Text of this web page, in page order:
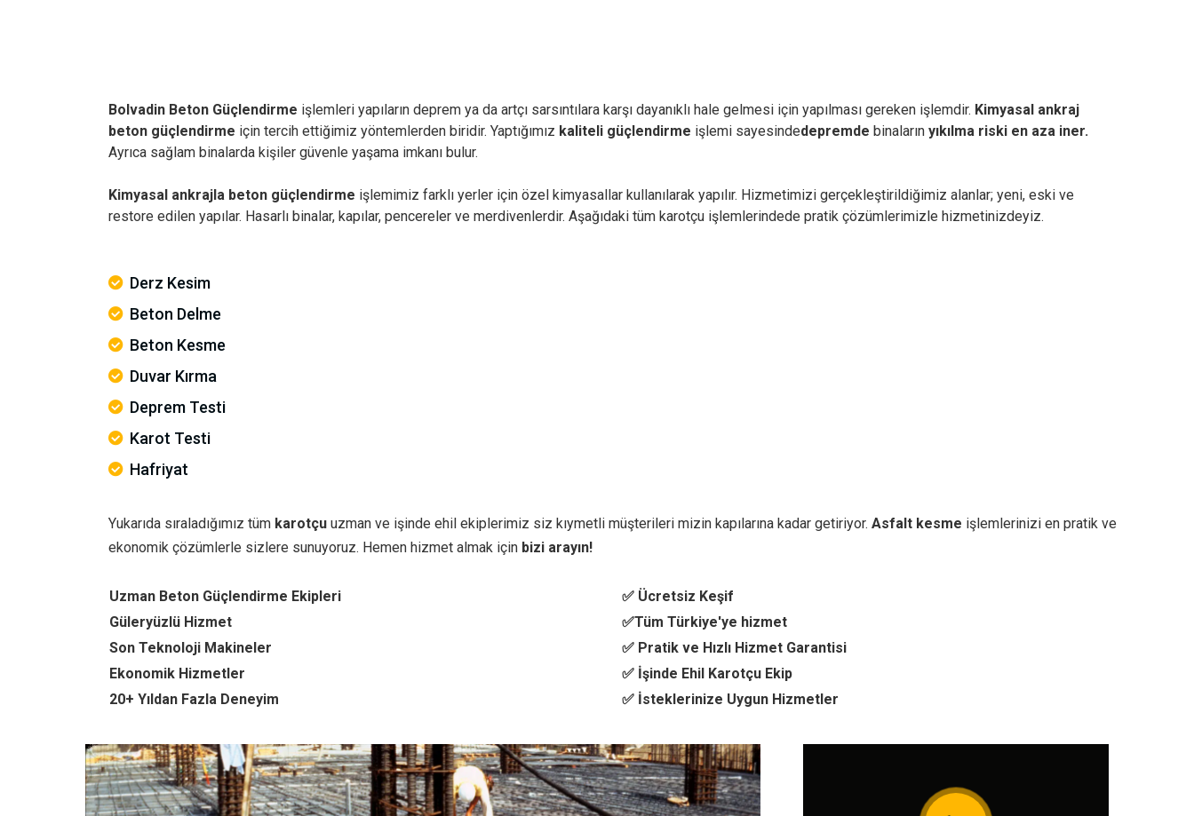
Bolvadin Beton Güçlendirme işlemleri yapıların deprem ya da artçı sarsıntılara karşı dayanıklı hale gelmesi için yapılması gereken işlemdir. Kimyasal ankraj
beton güçlendirme için tercih ettiğimiz yöntemlerden biridir. Yaptığımız kaliteli güçlendirme işlemi sayesindedepremde binaların yıkılma riski en aza iner.
Ayrıca sağlam binalarda kişiler güvenle yaşama imkanı bulur.
Kimyasal ankrajla beton güçlendirme işlemimiz farklı yerler için özel kimyasallar kullanılarak yapılır. Hizmetimizi gerçekleştirildiğimiz alanlar; yeni, eski ve
restore edilen yapılar. Hasarlı binalar, kapılar, pencereler ve merdivenlerdir. Aşağıdaki tüm karotçu işlemlerindede pratik çözümlerimizle hizmetinizdeyiz.
Derz Kesim
Beton Delme
Beton Kesme
Duvar Kırma
Deprem Testi
Karot Testi
Hafriyat
Yukarıda sıraladığımız tüm karotçu uzman ve işinde ehil ekiplerimiz siz kıymetli müşterileri mizin kapılarına kadar getiriyor. Asfalt kesme işlemlerinizi en pratik ve
ekonomik çözümlerle sizlere sunuyoruz. Hemen hizmet almak için bizi arayın!
Uzman Beton Güçlendirme Ekipleri
✅ Ücretsiz Keşif
Güleryüzlü Hizmet
✅Tüm Türkiye'ye hizmet
Son Teknoloji Makineler
✅ Pratik ve Hızlı Hizmet Garantisi
Ekonomik Hizmetler
✅ İşinde Ehil Karotçu Ekip
20+ Yıldan Fazla Deneyim
✅ İsteklerinize Uygun Hizmetler